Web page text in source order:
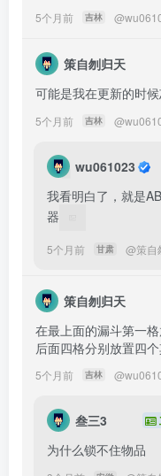
5个月前 吉林 @
策自刎归天
可能是我在更新的时
5个月前 吉林 @
wu061023
我看明白了，就是
器
5个月前 甘肃 @策自
策自刎归天
在最上面的漏斗第一
后面四格分别放置四
5个月前 吉林 @
叁三3
为什么锁不住物品